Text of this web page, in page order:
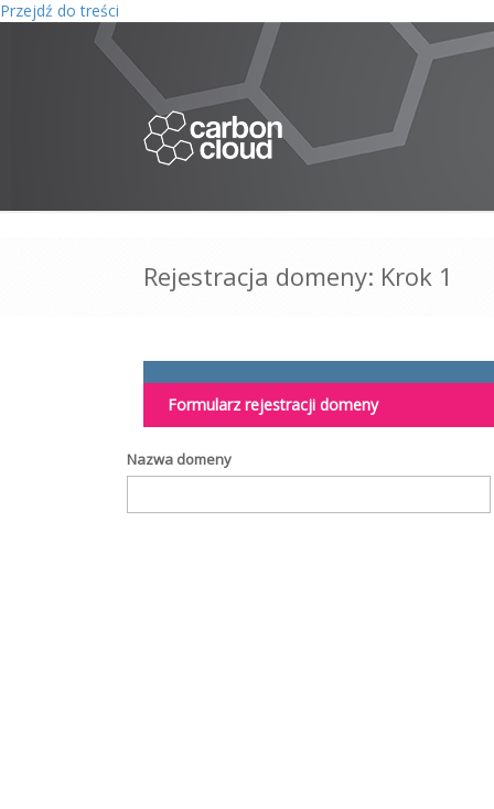
Przejdź do treści
Rejestracja domeny: Krok 1
Formularz rejestracji domeny
Nazwa domeny